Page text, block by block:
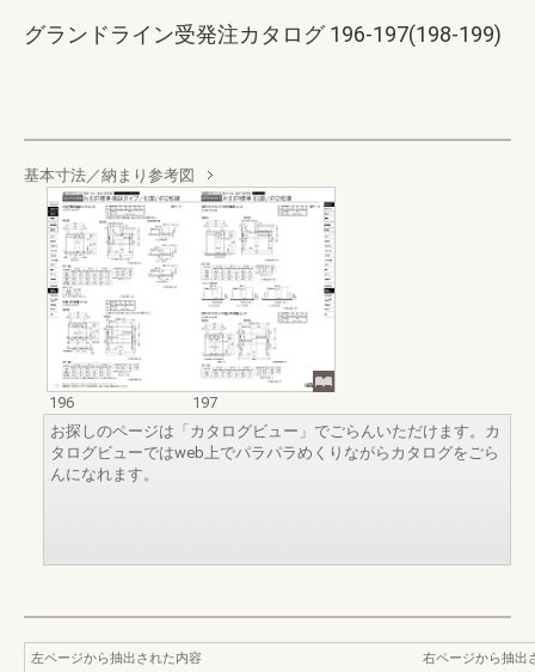
グランドライン受発注カタログ 196-197(198-199)
基本寸法／納まり参考図
196
197
お探しのページは「カタログビュー」でごらんいただけます。カ
タログビューではweb上でパラパラめくりながらカタログをごら
んになれます。
左ページから抽出された内容
右ページから抽出